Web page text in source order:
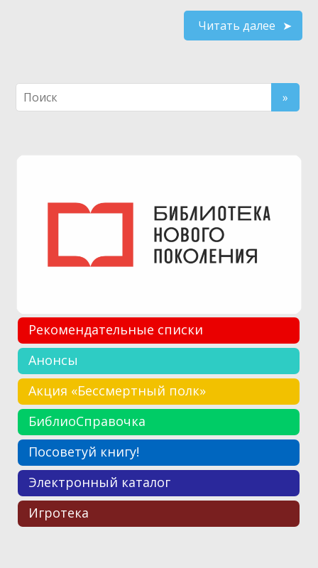
Читать далее
Рекомендательные списки
Анонсы
Акция «Бессмертный полк»
БиблиоСправочка
Посоветуй книгу!
Электронный каталог
Игротека